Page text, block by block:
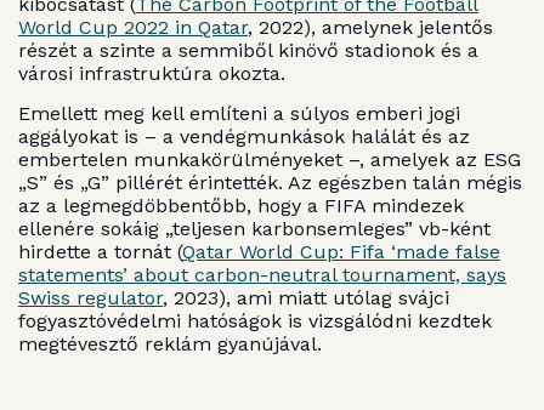
World Cup 2022 in Qatar, 2022), amelynek jelentős
részét a szinte a semmiből kinövő stadionok és a
városi infrastruktúra okozta.
Emellett meg kell említeni a súlyos emberi jogi
aggályokat is – a vendégmunkások halálát és az
embertelen munkakörülményeket –, amelyek az ESG
„S” és „G” pillérét érintették. Az egészben talán mégis
az a legmegdöbbentőbb, hogy a FIFA mindezek
ellenére sokáig „teljesen karbonsemleges” vb-ként
hirdette a tornát (Qatar World Cup: Fifa ‘made false
statements’ about carbon-neutral tournament, says
Swiss regulator, 2023), ami miatt utólag svájci
fogyasztóvédelmi hatóságok is vizsgálódni kezdtek
megtévesztő reklám gyanújával.